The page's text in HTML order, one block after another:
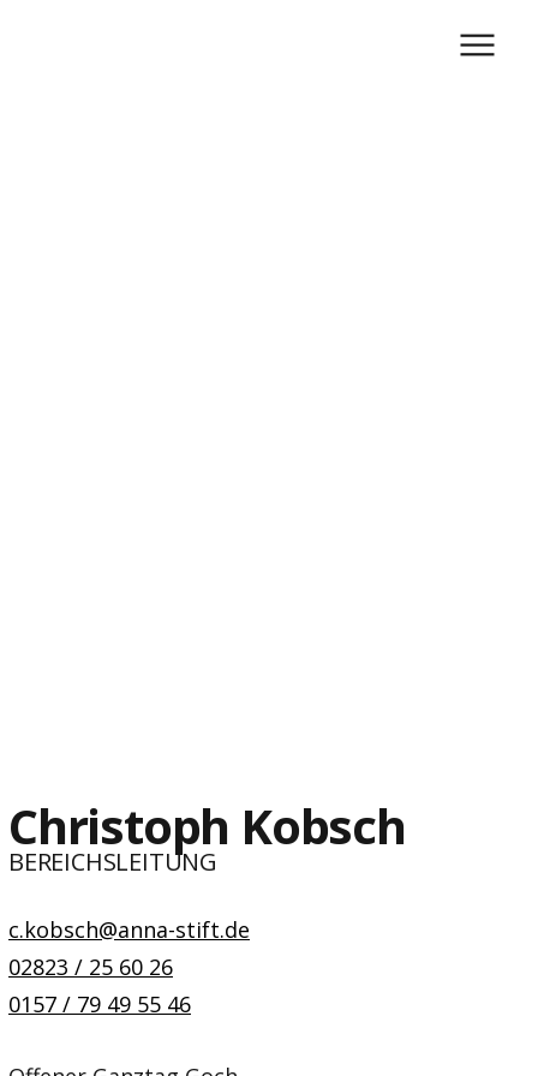
Christoph Kobsch
BEREICHSLEITUNG
c.kobsch@anna-stift.de
02823 / 25 60 26
0157 / 79 49 55 46